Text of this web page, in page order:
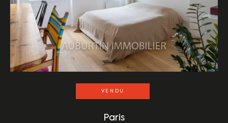
VENDU
Paris